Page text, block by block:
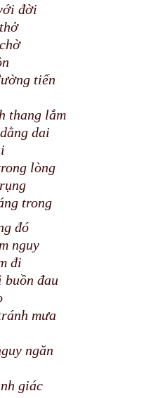
đời
tiến
thang lắm
dai
lòng
trong
đó
nguy
đi
buồn đau
mưa
ngăn
giác